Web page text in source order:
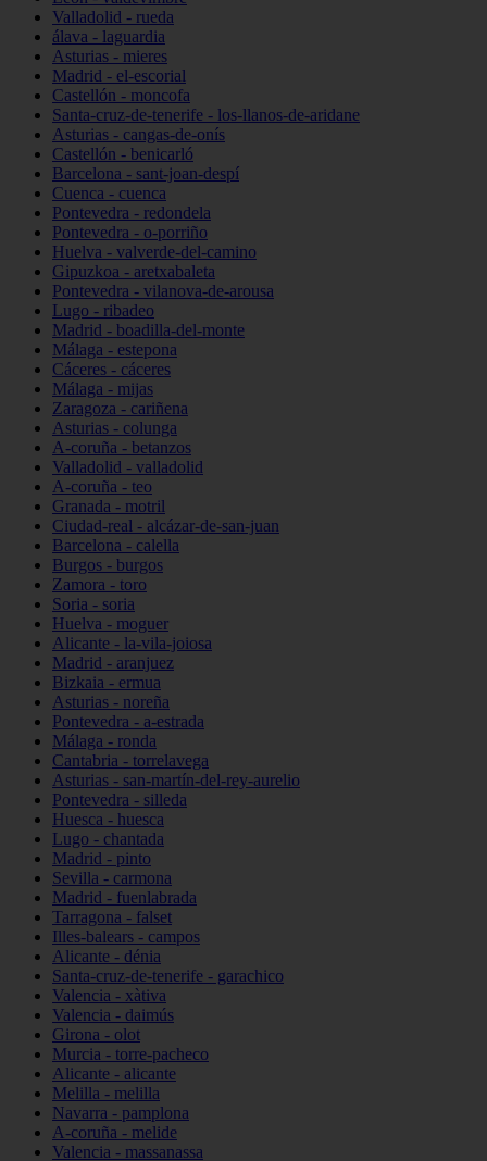
Valladolid - rueda
álava - laguardia
Asturias - mieres
Madrid - el-escorial
Castellón - moncofa
Santa-cruz-de-tenerife - los-llanos-de-aridane
Asturias - cangas-de-onís
Castellón - benicarló
Barcelona - sant-joan-despí
Cuenca - cuenca
Pontevedra - redondela
Pontevedra - o-porriño
Huelva - valverde-del-camino
Gipuzkoa - aretxabaleta
Pontevedra - vilanova-de-arousa
Lugo - ribadeo
Madrid - boadilla-del-monte
Málaga - estepona
Cáceres - cáceres
Málaga - mijas
Zaragoza - cariñena
Asturias - colunga
A-coruña - betanzos
Valladolid - valladolid
A-coruña - teo
Granada - motril
Ciudad-real - alcázar-de-san-juan
Barcelona - calella
Burgos - burgos
Zamora - toro
Soria - soria
Huelva - moguer
Alicante - la-vila-joiosa
Madrid - aranjuez
Bizkaia - ermua
Asturias - noreña
Pontevedra - a-estrada
Málaga - ronda
Cantabria - torrelavega
Asturias - san-martín-del-rey-aurelio
Pontevedra - silleda
Huesca - huesca
Lugo - chantada
Madrid - pinto
Sevilla - carmona
Madrid - fuenlabrada
Tarragona - falset
Illes-balears - campos
Alicante - dénia
Santa-cruz-de-tenerife - garachico
Valencia - xàtiva
Valencia - daimús
Girona - olot
Murcia - torre-pacheco
Alicante - alicante
Melilla - melilla
Navarra - pamplona
A-coruña - melide
Valencia - massanassa